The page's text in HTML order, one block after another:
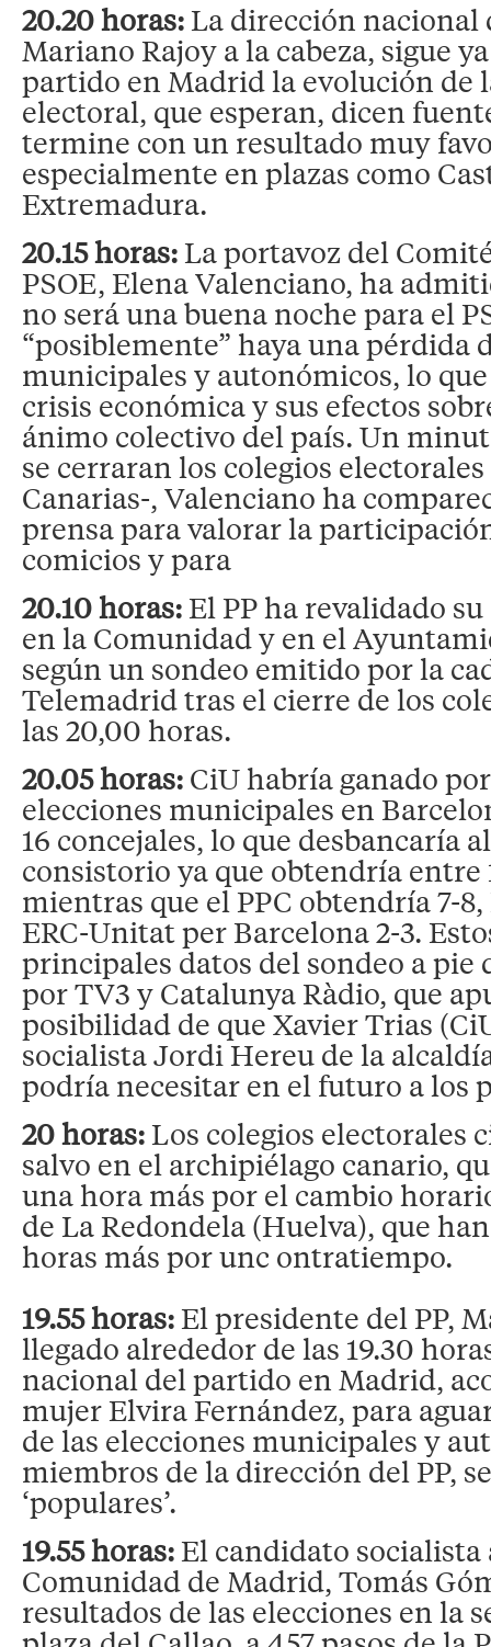
20.20 horas: La dirección nacional
Mariano Rajoy a la cabeza, sigue
partido en Madrid la evolución de
electoral, que esperan, dicen
termine con un resultado muy
especialmente en plazas como
Extremadura.
20.15 horas: La portavoz del
PSOE, Elena Valenciano, ha
no será una buena noche para el
“posiblemente” haya una pérdida
municipales y autonómicos, lo
crisis económica y sus efectos
ánimo colectivo del país. Un
se cerraran los colegios
Canarias-, Valenciano ha
prensa para valorar la
comicios y para
20.10 horas: El PP ha revalidado
en la Comunidad y en el
según un sondeo emitido por la
Telemadrid tras el cierre de los
las 20,00 horas.
20.05 horas: CiU habría ganado
elecciones municipales en
16 concejales, lo que desbancaría
consistorio ya que obtendría entre
mientras que el PPC obtendría 7-8,
ERC-Unitat per Barcelona 2-3.
principales datos del sondeo a pie
por TV3 y Catalunya Ràdio, que
posibilidad de que Xavier Trias
socialista Jordi Hereu de la
podría necesitar en el futuro a los
20 horas: Los colegios electorales
salvo en el archipiélago canario,
una hora más por el cambio
de La Redondela (Huelva), que
horas más por unc ontratiempo.
19.55 horas: El presidente del PP,
llegado alrededor de las 19.30
nacional del partido en Madrid,
mujer Elvira Fernández, para
de las elecciones municipales y
miembros de la dirección del PP,
‘populares’.
19.55 horas: El candidato socialista
Comunidad de Madrid, Tomás
resultados de las elecciones en la